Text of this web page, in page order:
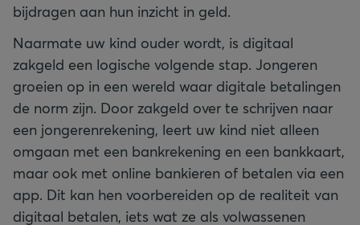
bijdragen aan hun inzicht in geld.
Naarmate uw kind ouder wordt, is digitaal
zakgeld een logische volgende stap. Jongeren
groeien op in een wereld waar digitale betalingen
de norm zijn. Door zakgeld over te schrijven naar
een jongerenrekening, leert uw kind niet alleen
omgaan met een bankrekening en een bankkaart,
maar ook met online bankieren of betalen via een
app. Dit kan hen voorbereiden op de realiteit van
digitaal betalen, iets wat ze als volwassenen